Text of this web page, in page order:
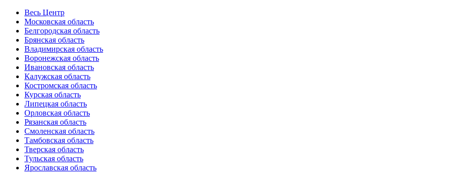
Весь Центр
Московская область
Белгородская область
Брянская область
Владимирская область
Воронежская область
Ивановская область
Калужская область
Костромская область
Курская область
Липецкая область
Орловская область
Рязанская область
Смоленская область
Тамбовская область
Тверская область
Тульская область
Ярославская область